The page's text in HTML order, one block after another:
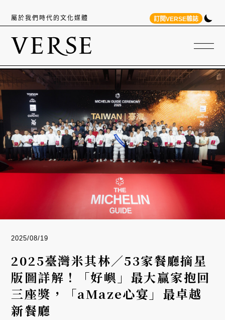
屬於我們時代的文化媒體 訂閱VERSE雜誌
2025/08/19
2025臺灣米其林／53家餐廳摘星
版圖詳解！「好嶼」最大贏家抱回
三座獎，「aMaze心宴」最卓越
新餐廳